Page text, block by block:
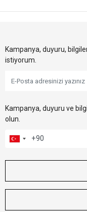
Kampanya, duyuru,
istiyorum.
Kampanya, duyuru ve
olun.